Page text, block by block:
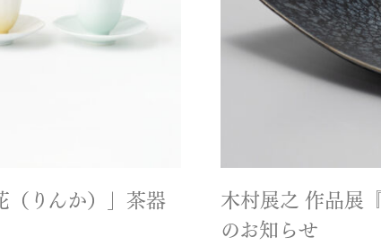
（りんか）」茶器
木村展之 作品展
のお知らせ